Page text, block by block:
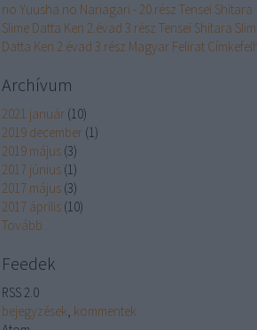
no Yuusha no Nariagari - 20.rész Tensei Shitara
Slime Datta Ken 2.évad 3.rész Tensei Shitara
Datta Ken 2.évad 3.rész Magyar Felirat
Archívum
2021 január (10)
2019 december (1)
2019 május (3)
2017 június (1)
2017 május (3)
2017 április (10)
Tovább...
Feedek
RSS 2.0
bejegyzések, kommentek